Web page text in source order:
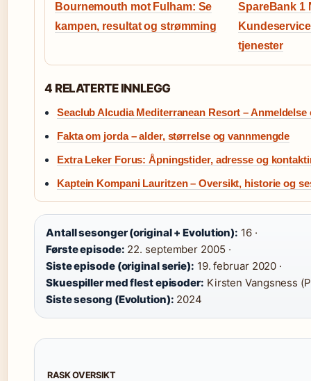
Bournemouth mot Fulham: Se
kampen, resultat og strømming
SpareBank 1
tjenester
4 RELATERTE INNLEGG
Seaclub Alcudia Mediterranean Resort – Anmeldelse
Fakta om jorda – alder, størrelse og vannmengde
Extra Leker Forus: Åpningstider, adresse og
Kaptein Kompani Lauritzen – Oversikt, historie og
Antall sesonger (original + Evolution): 16 ·
Første episode: 22. september 2005 ·
Siste episode (original serie): 19. februar 2020 ·
Skuespiller med flest episoder: Kirsten Vangsness
Siste sesong (Evolution): 2024
RASK OVERSIKT